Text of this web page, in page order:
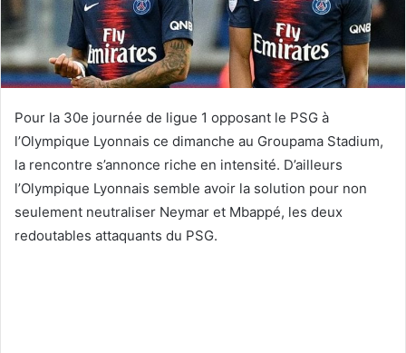
Pour la 30e journée de ligue 1 opposant le PSG à
l’Olympique Lyonnais ce dimanche au Groupama Stadium,
la rencontre s’annonce riche en intensité. D’ailleurs
l’Olympique Lyonnais semble avoir la solution pour non
seulement neutraliser Neymar et Mbappé, les deux
redoutables attaquants du PSG.